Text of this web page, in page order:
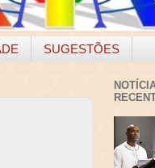
SUGESTÕES